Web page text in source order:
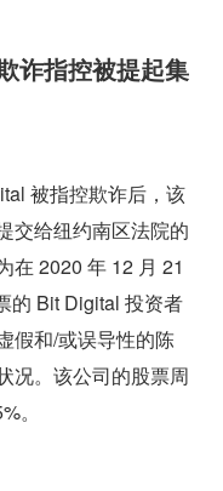
诈指控被提起集
被指控欺诈后，该
交给纽约南区法院的
在 2020 年 12 月 21
的 Bit Digital 投资者
假和/或误导性的陈
况。该公司的股票周
。